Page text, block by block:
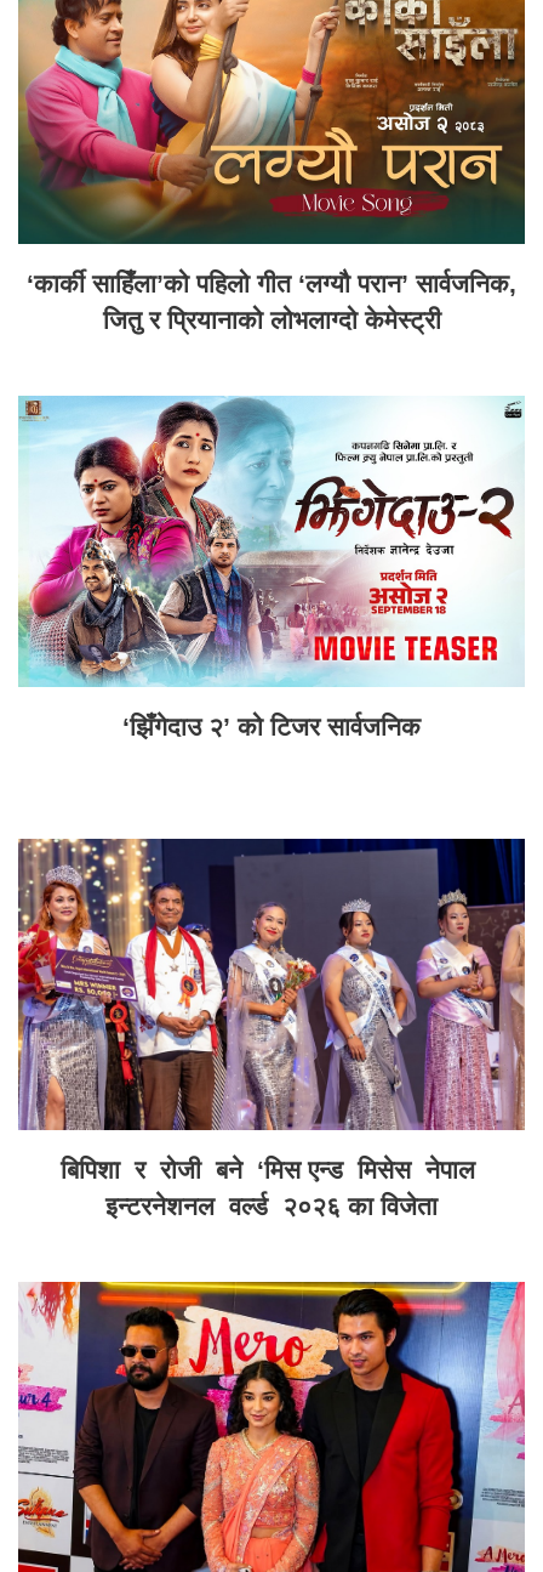
‘कार्की साहिँला’को पहिलो गीत ‘लग्यौ परान’ सार्वजनिक,
जितु र प्रियानाको लोभलाग्दो केमेस्ट्री
‘झिँगेदाउ २’ को टिजर सार्वजनिक
बिपिशा र रोजी बने ‘मिस एन्ड मिसेस नेपाल
इन्टरनेशनल वर्ल्ड २०२६ का विजेता